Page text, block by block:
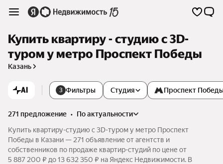
Купить квартиру - студию c 3D-
туром у метро Проспект Победы
Казань
AI 3 Фильтры Студия Проспект
271 предложение •
по актуальности
Купить квартиру-студию c 3D-туром у метро Проспект
Победы в Казани — 271 объявление от агентств и
собственников по продаже квартир-студий по цене от
5 887 200 ₽ до 13 632 350 ₽ на Яндекс Недвижимости. В